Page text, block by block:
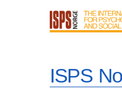
ISPS